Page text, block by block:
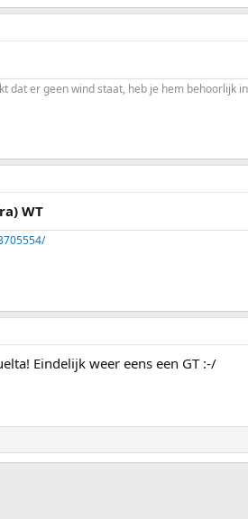
dat er geen wind staat, heb je hem behoorlijk
WT
Eindelijk weer eens een GT :-/